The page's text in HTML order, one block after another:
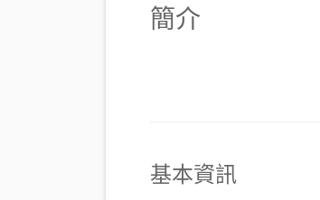
簡介
基本資訊